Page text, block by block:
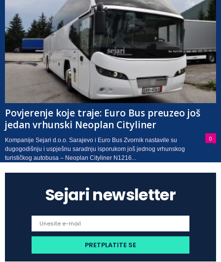
Povjerenje koje traje: Euro Bus preuzeo još
jedan vrhunski Neoplan Cityliner
0
Kompanije Sejari d.o.o. Sarajevo i Euro Bus Zvornik nastavile su
dugogodišnju i uspješnu saradnju isporukom još jednog vrhunskog
turističkog autobusa – Neoplan Cityliner N1216...
Sejari newsletter